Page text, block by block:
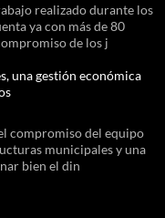
realizado durante los
ya con más de 80
de los j
una gestión económica
compromiso del equipo
municipales y una
bien el din